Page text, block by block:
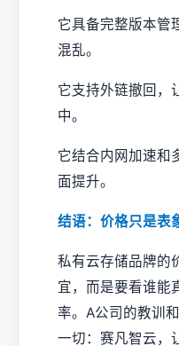
它具备完整版本管
混乱。
它支持外链撤回，
中。
它结合内网加速和
面提升。
结语：价格只是表
私有云存储品牌的
宜，而是要看谁能
率。A公司的教训
一切：赛凡智云，